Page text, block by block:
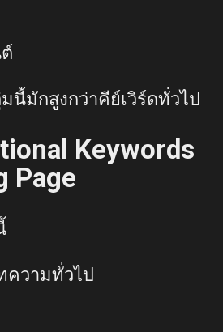
นี้มักสูงกว่าคีย์เวิร์ดทั่วไป
Keywords
Page
ความทั่วไป